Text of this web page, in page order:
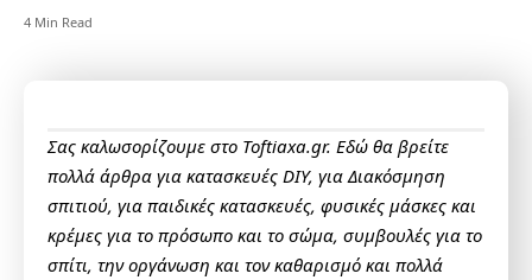
4 Min Read
Σας καλωσορίζουμε στο Toftiaxa.gr. Εδώ θα βρείτε
πολλά άρθρα για κατασκευές DIY, για Διακόσμηση
σπιτιού, για παιδικές κατασκευές, φυσικές μάσκες και
κρέμες για το πρόσωπο και το σώμα, συμβουλές για το
σπίτι, την οργάνωση και τον καθαρισμό και πολλά